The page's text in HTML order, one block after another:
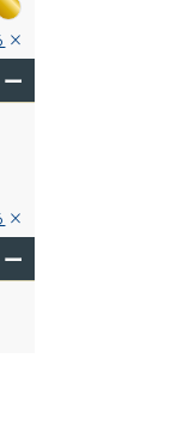
ー
ー